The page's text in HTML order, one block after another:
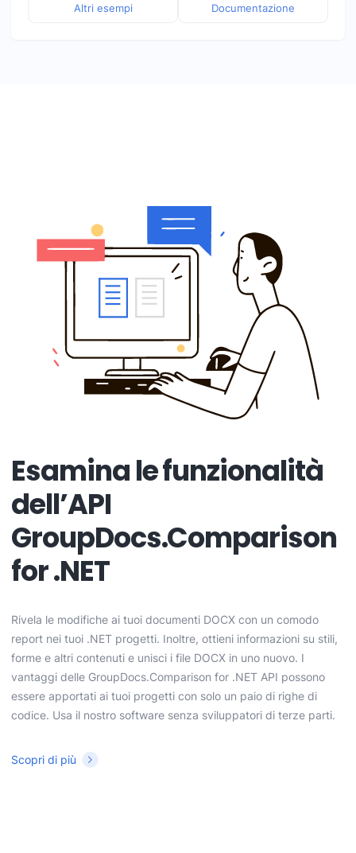
Altri esempi Documentazione
Esamina le funzionalità
dell’API
GroupDocs.Comparison
for .NET
Rivela le modifiche ai tuoi documenti DOCX con un comodo
report nei tuoi .NET progetti. Inoltre, ottieni informazioni su stili,
forme e altri contenuti e unisci i file DOCX in uno nuovo. I
vantaggi delle GroupDocs.Comparison for .NET API possono
essere apportati ai tuoi progetti con solo un paio di righe di
codice. Usa il nostro software senza sviluppatori di terze parti.
Scopri di più